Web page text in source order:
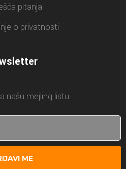
pitanja
o privatnosti
našu mejling listu.
ME